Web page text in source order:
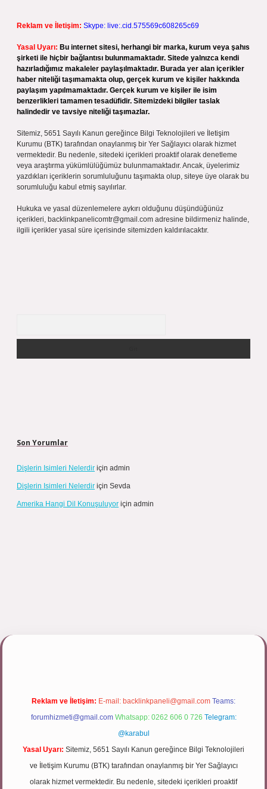
Reklam ve İletişim: Skype: live:.cid.575569c608265c69
Yasal Uyarı: Bu internet sitesi, herhangi bir marka, kurum veya şahıs
şirketi ile hiçbir bağlantısı bulunmamaktadır. Sitede yalnızca kendi
hazırladığımız makaleler paylaşılmaktadır. Burada yer alan içerikler
haber niteliği taşımamakta olup, gerçek kurum ve kişiler hakkında
paylaşım yapılmamaktadır. Gerçek kurum ve kişiler ile isim
benzerlikleri tamamen tesadüfidir. Sitemizdeki bilgiler taslak
halindedir ve tavsiye niteliği taşımazlar.
Sitemiz, 5651 Sayılı Kanun gereğince Bilgi Teknolojileri ve İletişim
Kurumu (BTK) tarafından onaylanmış bir Yer Sağlayıcı olarak hizmet
vermektedir. Bu nedenle, sitedeki içerikleri proaktif olarak denetleme
veya araştırma yükümlülüğümüz bulunmamaktadır. Ancak, üyelerimiz
yazdıkları içeriklerin sorumluluğunu taşımakta olup, siteye üye olarak bu
sorumluluğu kabul etmiş sayılırlar.
Hukuka ve yasal düzenlemelere aykırı olduğunu düşündüğünüz
içerikleri, backlinkpanelicomtr@gmail.com adresine bildirmeniz halinde,
ilgili içerikler yasal süre içerisinde sitemizden kaldırılacaktır.
Son Yorumlar
Dişlerin Isimleri Nelerdir için admin
Dişlerin Isimleri Nelerdir için Sevda
Amerika Hangi Dil Konuşuluyor için admin
Reklam ve İletişim: E-mail: backlinkpaneli@gmail.com Teams:
forumhizmeti@gmail.com Whatsapp: 0262 606 0 726 Telegram:
@karabul
Yasal Uyarı: Sitemiz, 5651 Sayılı Kanun gereğince Bilgi Teknolojileri
ve İletişim Kurumu (BTK) tarafından onaylanmış bir Yer Sağlayıcı
olarak hizmet vermektedir. Bu nedenle, sitedeki içerikleri proaktif